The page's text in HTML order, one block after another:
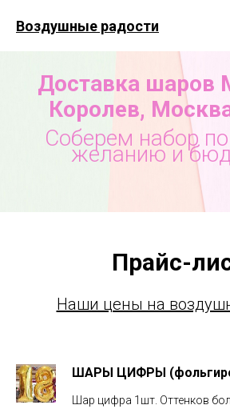
Воздушные радости
Доставка
Королев,
Соберем набор
желанию и
Прайс-
Наши цены на
ШАРЫ ЦИФРЫ
Шар цифра 1шт. Оттенков